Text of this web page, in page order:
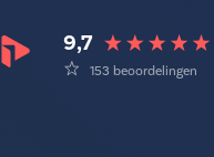
9,7
153 beoordelingen